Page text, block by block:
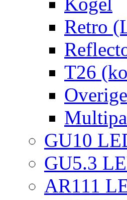
Retro
T26
GU10
GU5.3
AR111